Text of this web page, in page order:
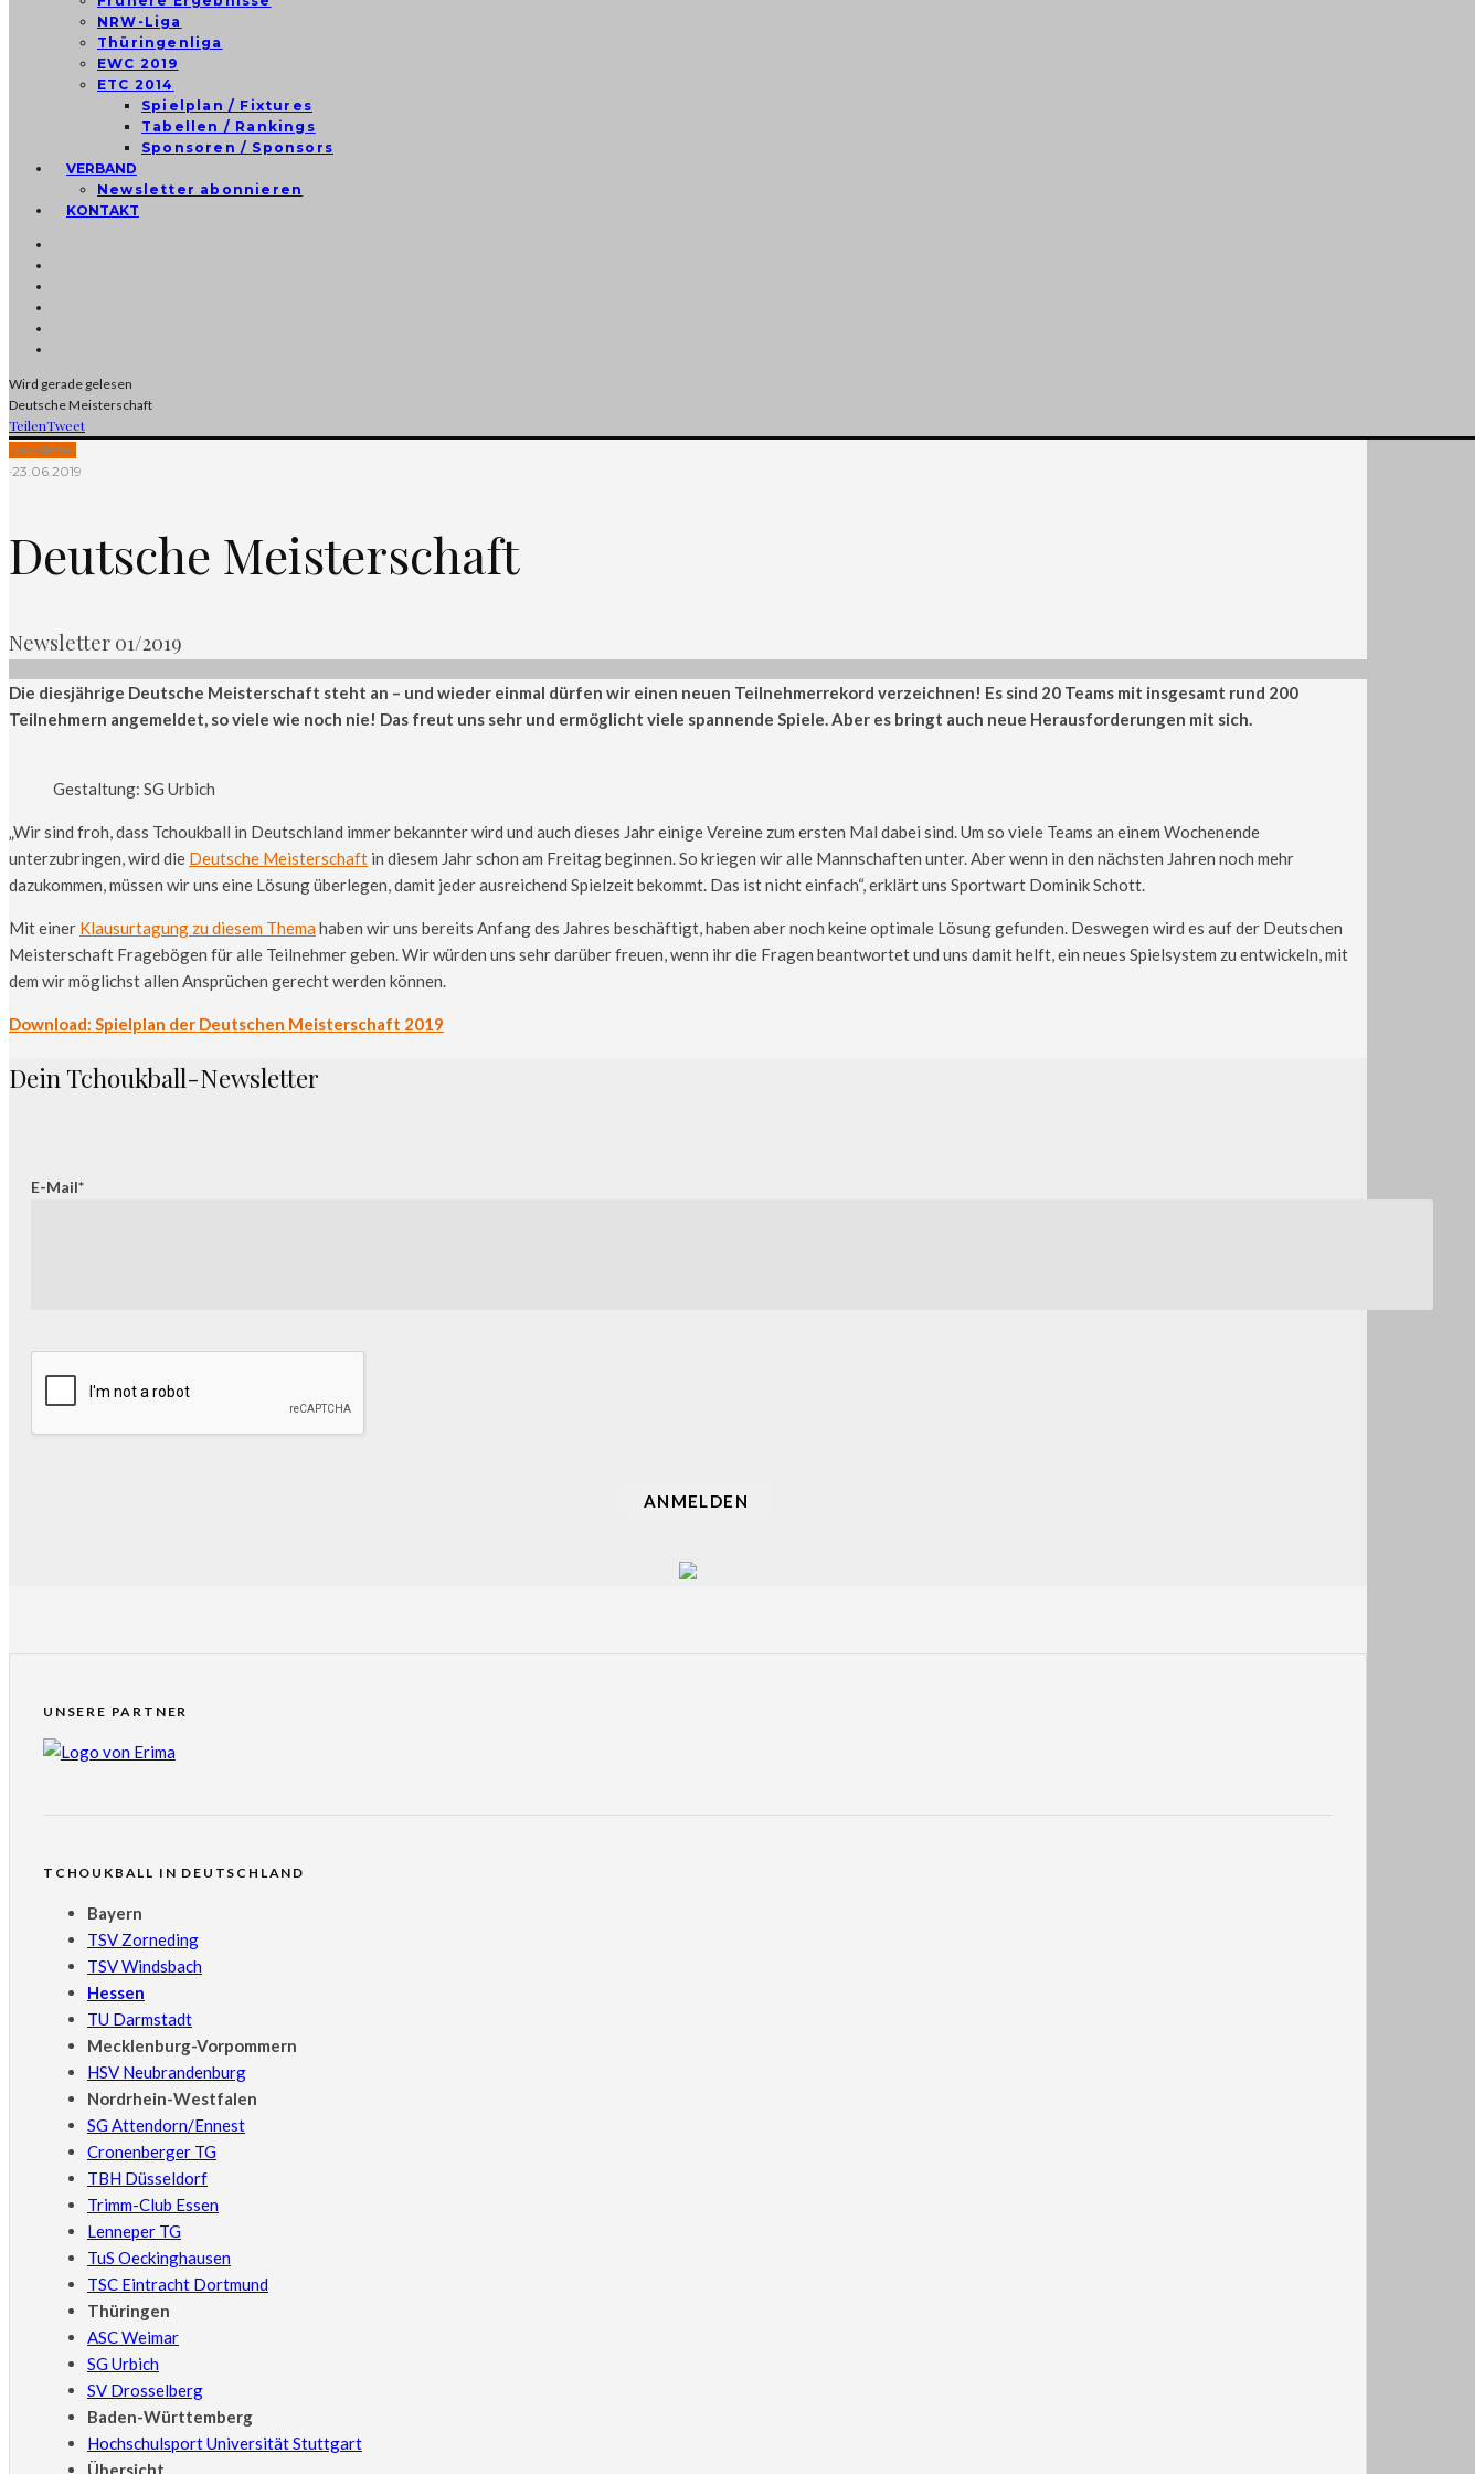
NRW-Liga
Thüringenliga
EWC 2019
ETC 2014
Spielplan / Fixtures
Tabellen / Rankings
Sponsoren / Sponsors
VERBAND
Newsletter abonnieren
KONTAKT
Wird gerade gelesen
Deutsche Meisterschaft
TeilenTweet
Newsletter
·23.06.2019
Deutsche Meisterschaft
Newsletter 01/2019
Die diesjährige Deutsche Meisterschaft steht an – und wieder einmal dürfen wir einen neuen Teilnehmerrekord verzeichnen! Es sind 20 Teams mit insgesamt rund 200
Teilnehmern angemeldet, so viele wie noch nie! Das freut uns sehr und ermöglicht viele spannende Spiele. Aber es bringt auch neue Herausforderungen mit sich.
Gestaltung: SG Urbich
„Wir sind froh, dass Tchoukball in Deutschland immer bekannter wird und auch dieses Jahr einige Vereine zum ersten Mal dabei sind. Um so viele Teams an einem Wochenende
unterzubringen, wird die Deutsche Meisterschaft in diesem Jahr schon am Freitag beginnen. So kriegen wir alle Mannschaften unter. Aber wenn in den nächsten Jahren noch mehr
dazukommen, müssen wir uns eine Lösung überlegen, damit jeder ausreichend Spielzeit bekommt. Das ist nicht einfach“, erklärt uns Sportwart Dominik Schott.
Mit einer Klausurtagung zu diesem Thema haben wir uns bereits Anfang des Jahres beschäftigt, haben aber noch keine optimale Lösung gefunden. Deswegen wird es auf der Deutschen
Meisterschaft Fragebögen für alle Teilnehmer geben. Wir würden uns sehr darüber freuen, wenn ihr die Fragen beantwortet und uns damit helft, ein neues Spielsystem zu entwickeln, mit
dem wir möglichst allen Ansprüchen gerecht werden können.
Download: Spielplan der Deutschen Meisterschaft 2019
Dein Tchoukball-Newsletter
E-Mail*
ANMELDEN
UNSERE PARTNER
TCHOUKBALL IN DEUTSCHLAND
Bayern
TSV Zorneding
TSV Windsbach
Hessen
TU Darmstadt
Mecklenburg-Vorpommern
HSV Neubrandenburg
Nordrhein-Westfalen
SG Attendorn/Ennest
Cronenberger TG
TBH Düsseldorf
Trimm-Club Essen
Lenneper TG
TuS Oeckinghausen
TSC Eintracht Dortmund
Thüringen
ASC Weimar
SG Urbich
SV Drosselberg
Baden-Württemberg
Hochschulsport Universität Stuttgart
Übersicht